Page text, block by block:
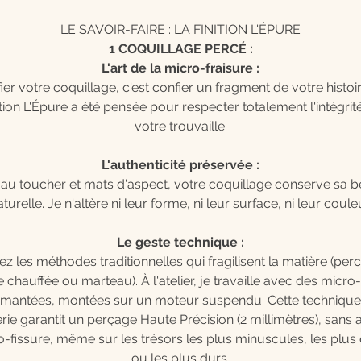
Une liberté absolue. Le perçage est réalisé à l'endroit
exact pour que vos coquillages restent parfaitement équilibrés sur
leurs anneaux. Ils se placent naturellement et vous accompagnent
au quotidien sans jamais vous lâcher.
L'élégance sauvage. Le contraste entre l'éclat du métal
une harmonie parfaite. Une touche d'Océan dompté, transformée
être montée en breloque sur mesure, à glisser sur vos
vos créoles ou vos bracelets favoris.
CONCIERGERIE & GARANTIE Parce que vos coquillages méritent
les anneaux que je pose sur votre coquillage bénéficie
de la Maison L|C. Si vos anneaux subissent un choc au
des années, l'atelier est là pour vous les remplacer.
LE SAVOIR-FAIRE : LA FINITION L'ÉPURE
1 COQUILLAGE PERCÉ :
L'art de la micro-fraisure :
votre coquillage, c'est confier un fragment de votre
L'Épure a été pensée pour respecter totalement
votre trouvaille.
L'authenticité préservée :
toucher et mats d'aspect, votre coquillage conserve sa
Je n'altère ni leur forme, ni leur surface, ni leur
Le geste technique :
les méthodes traditionnelles qui fragilisent la matière
chauffée ou marteau). À l'atelier, je travaille avec des
montées sur un moteur suspendu. Cette
garantit un perçage Haute Précision (2 millimètres), sans
fissure, même sur les trésors les plus minuscules, les plus